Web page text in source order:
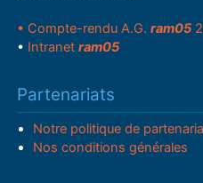
• Compte-rendu A.G.ram05
• Intranetram05
Partenariats
Notre politique de
Nos conditions générales